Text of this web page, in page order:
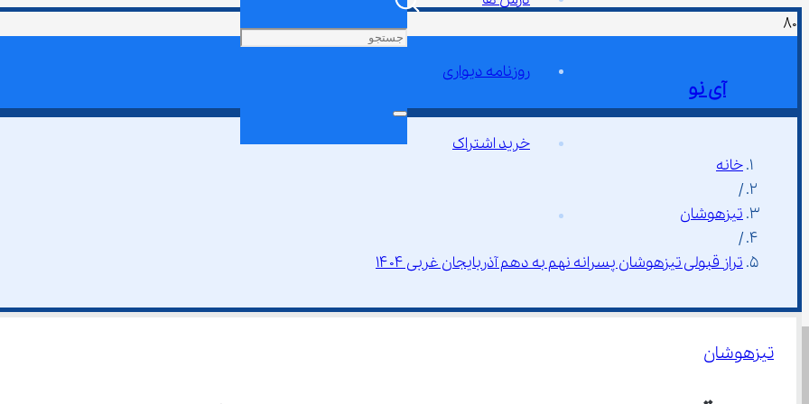
آی نو
روزنامه دیواری
خرید اشتراک
خانه
/
تیزهوشان
/
تراز قبولی تیزهوشان پسرانه نهم به دهم آذربایجان غربی ۱۴۰۴
تیزهوشان